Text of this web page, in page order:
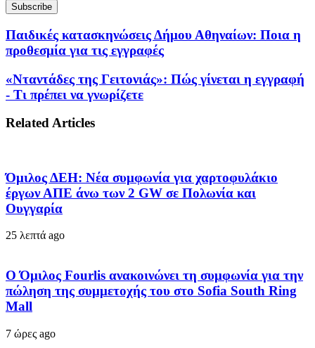
Παιδικές κατασκηνώσεις Δήμου Αθηναίων: Ποια η
προθεσμία για τις εγγραφές
«Νταντάδες της Γειτονιάς»: Πώς γίνεται η εγγραφή
- Τι πρέπει να γνωρίζετε
Related Articles
Όμιλος ΔΕΗ: Νέα συμφωνία για χαρτοφυλάκιο
έργων ΑΠΕ άνω των 2 GW σε Πολωνία και
Ουγγαρία
25 λεπτά ago
Ο Όμιλος Fourlis ανακοινώνει τη συμφωνία για την
πώληση της συμμετοχής του στο Sofia South Ring
Mall
7 ώρες ago